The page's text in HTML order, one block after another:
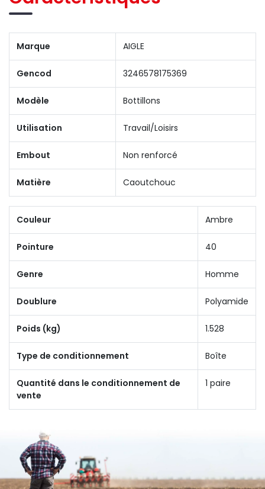
Marque AIGLE
Gencod 3246578175369
Modèle Bottillons
Utilisation Travail/Loisirs
Embout Non renforcé
Matière Caoutchouc
Couleur Ambre
Pointure 40
Genre Homme
Doublure Polyamide
Poids (kg) 1.528
Type de conditionnement Boîte
Quantité dans le conditionnement de
vente
1 paire